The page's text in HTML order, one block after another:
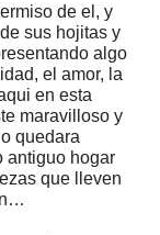
de el, y
sus hojitas y
algo
el amor, la
en esta
maravilloso y
quedara
antiguo hogar
que lleven